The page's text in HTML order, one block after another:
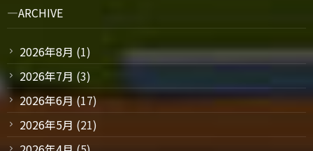
ARCHIVE
2026年8月 (1)
2026年7月 (3)
2026年6月(17)
2026年5月 (21)